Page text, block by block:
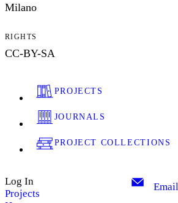
Milano
RIGHTS
CC-BY-SA
PROJECTS
JOURNALS
PROJECT COLLECTIONS
Log In
Projects
Email